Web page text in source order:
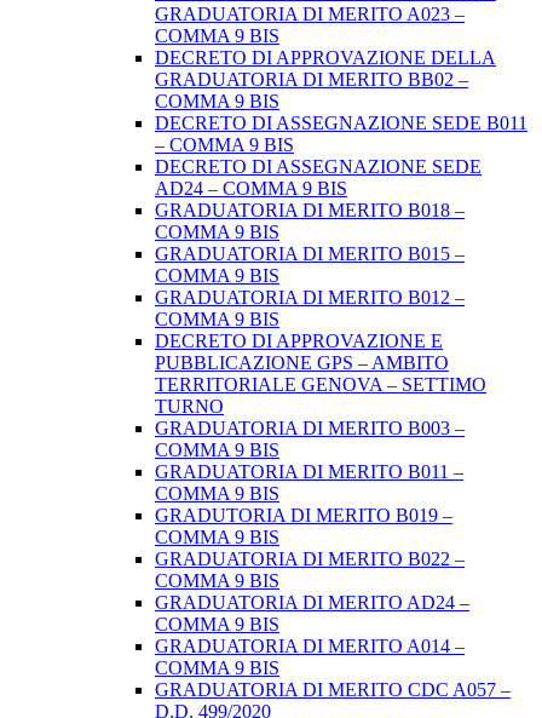
GRADUATORIA DI MERITO A023 –
COMMA 9 BIS
DECRETO DI APPROVAZIONE DELLA
GRADUATORIA DI MERITO BB02 –
COMMA 9 BIS
DECRETO DI ASSEGNAZIONE SEDE B011
– COMMA 9 BIS
DECRETO DI ASSEGNAZIONE SEDE
AD24 – COMMA 9 BIS
GRADUATORIA DI MERITO B018 –
COMMA 9 BIS
GRADUATORIA DI MERITO B015 –
COMMA 9 BIS
GRADUATORIA DI MERITO B012 –
COMMA 9 BIS
DECRETO DI APPROVAZIONE E
PUBBLICAZIONE GPS – AMBITO
TERRITORIALE GENOVA – SETTIMO
TURNO
GRADUATORIA DI MERITO B003 –
COMMA 9 BIS
GRADUATORIA DI MERITO B011 –
COMMA 9 BIS
GRADUTORIA DI MERITO B019 –
COMMA 9 BIS
GRADUATORIA DI MERITO B022 –
COMMA 9 BIS
GRADUATORIA DI MERITO AD24 –
COMMA 9 BIS
GRADUATORIA DI MERITO A014 –
COMMA 9 BIS
GRADUATORIA DI MERITO CDC A057 –
D.D. 499/2020